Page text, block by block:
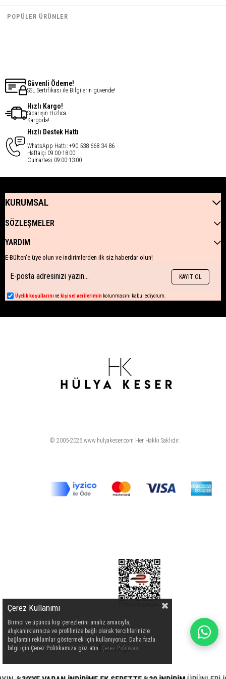
€61,60
Güvenli Ödeme!
SSL Sertifikası ile Bilgilerin güvende!
Hızlı Kargo!
Siparişin Hızlıca
Kargoda!
Hızlı Destek Hattı
WhatsApp Hattı: +90 538 668 34 86
Haftaiçi 09:00-18:00
Cumartesi 09:00-13:00
KURUMSAL
SÖZLEŞMELER
YARDIM
E-Bülten'e üye olun ve indirimlerden ilk siz haberdar olun!
KAYIT OL
Üyelik koşullarını ve kişisel verilerimin korunmasını kabul ediyorum.
© 2005-2026 www.hulyakeser.com Her Hakkı Saklıdır.
Çerez Kullanımı
Birinci ve üçüncü kişi çerezlerini analiz amacıyla,
alışkanlıklarınıza ve profilinize bağlı olarak tercihlerinizle
bağlantılı reklamlar göstermek için kullanıyoruz. Daha fazla
bilgi için Çerez Politikamıza göz atın. Çerez Politikası
POPÜLER ÜRÜNLER